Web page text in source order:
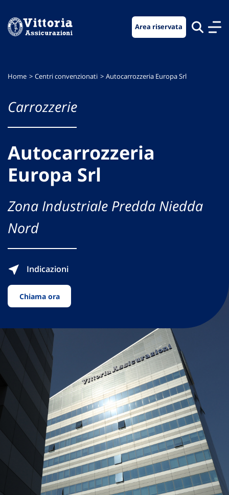
menu
contenuto
footer
Area riservata
Home Centri convenzionati Autocarrozzeria Europa Srl
Carrozzerie
Autocarrozzeria
Europa Srl
Zona Industriale Predda Niedda
Nord
Indicazioni
Chiama ora